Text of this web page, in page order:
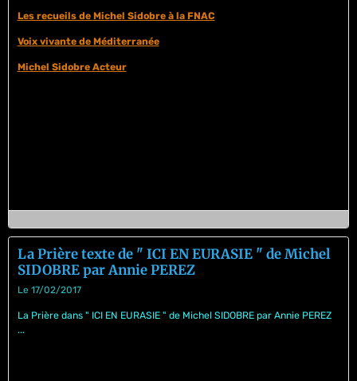
Les recueils de Michel Sidobre à la FNAC
Voix vivante de Méditerranée
Michel Sidobre Acteur
La Prière texte de " ICI EN EURASIE " de Michel
SIDOBRE par Annie PEREZ
Le 17/02/2017
La Prière dans " ICI EN EURASIE " de Michel SIDOBRE par Annie PEREZ
...